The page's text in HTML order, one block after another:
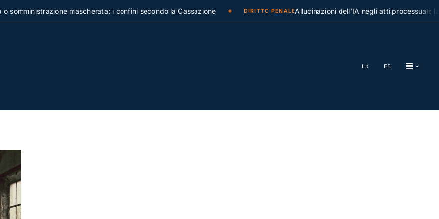
mascherata: i confini secondo la Cassazione DIRITTO PENALEAllucinazioni dell’IA negli atti processuali: la
LK FB